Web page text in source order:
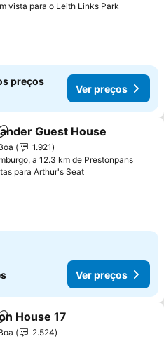
vista para o Leith Links Park
preços
Ver preços
Adicionar aos favoritos
Guest House
1.921
a 12.3 km de Prestonpans
para Arthur's SeatVer preços
Ver preços
Adicionar aos favoritos
House 17
2.524